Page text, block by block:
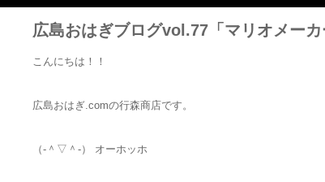
広島おはぎブログvol.77「マリオメーカ
こんにちは！！
広島おはぎ.comの行森商店です。
（‐＾▽＾‐） オーホッホ